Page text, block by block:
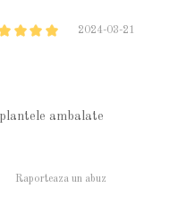
2024-03-21
ambalate
Raporteaza un abuz